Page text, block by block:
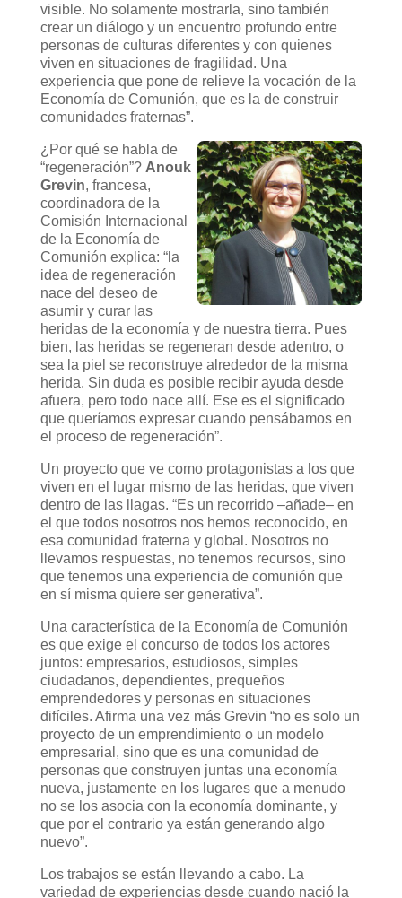
visible. No solamente mostrarla, sino también
crear un diálogo y un encuentro profundo entre
personas de culturas diferentes y con quienes
viven en situaciones de fragilidad. Una
experiencia que pone de relieve la vocación de la
Economía de Comunión, que es la de construir
comunidades fraternas”.
¿Por qué se habla de
“regeneración”? Anouk
Grevin, francesa,
coordinadora de la
Comisión Internacional
de la Economía de
Comunión explica: “la
idea de regeneración
nace del deseo de
asumir y curar las
heridas de la economía y de nuestra tierra. Pues
bien, las heridas se regeneran desde adentro, o
sea la piel se reconstruye alrededor de la misma
herida. Sin duda es posible recibir ayuda desde
afuera, pero todo nace allí. Ese es el significado
que queríamos expresar cuando pensábamos en
el proceso de regeneración”.
Un proyecto que ve como protagonistas a los que
viven en el lugar mismo de las heridas, que viven
dentro de las llagas. “Es un recorrido –añade– en
el que todos nosotros nos hemos reconocido, en
esa comunidad fraterna y global. Nosotros no
llevamos respuestas, no tenemos recursos, sino
que tenemos una experiencia de comunión que
en sí misma quiere ser generativa”.
Una característica de la Economía de Comunión
es que exige el concurso de todos los actores
juntos: empresarios, estudiosos, simples
ciudadanos, dependientes, prequeños
emprendedores y personas en situaciones
difíciles. Afirma una vez más Grevin “no es solo un
proyecto de un emprendimiento o un modelo
empresarial, sino que es una comunidad de
personas que construyen juntas una economía
nueva, justamente en los lugares que a menudo
no se los asocia con la economía dominante, y
que por el contrario ya están generando algo
nuevo”.
Los trabajos se están llevando a cabo. La
variedad de experiencias desde cuando nació la